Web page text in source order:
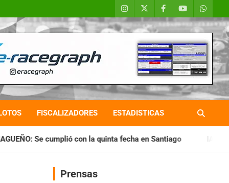
FISCALIZADORES ESTADISTICAS
la quinta fecha en Santiago IAME SERIES ARGENTINA:
Prensas